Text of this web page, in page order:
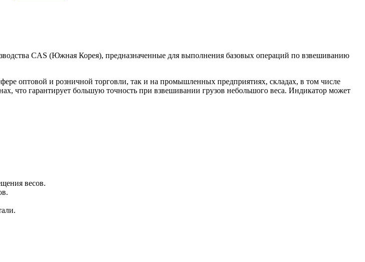
CAS (Южная Корея), предназначенные для выполнения базовых операций по взвешиванию
оптовой и розничной торговли, так и на промышленных предприятиях, складах, в том числе
что гарантирует большую точность при взвешивании грузов небольшого веса. Индикатор может
весов.